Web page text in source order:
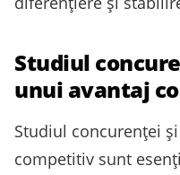
Studiul
unui avantaj
Studiul concurenței
competitiv sunt